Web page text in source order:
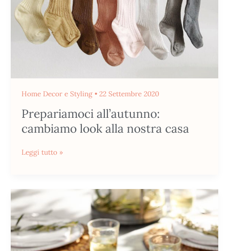
Home Decor e Styling• 22 Settembre 2020
Prepariamoci all’autunno:
cambiamo look alla nostra casa
casa
Leggi tutto »
Come
decorare
la
tavola
per